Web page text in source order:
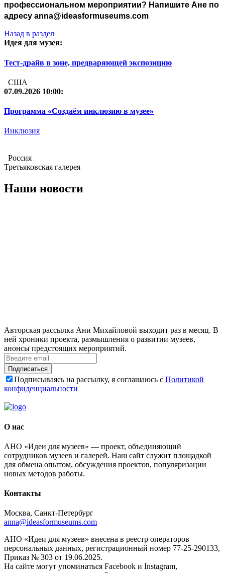
профессиональном мероприятии? Напишите Ане по
адресу anna@ideasformuseums.com
Назад в раздел
Идея для музея:
Тест-драйв в зоне, предваряющей экспозицию
США
07.09.2026 10:00:
Программа «Создаём инклюзию в музее»
Инклюзия
Россия
Третьяковская галерея
Наши новости
Авторская рассылка Ани Михайловой выходит раз в месяц. В
ней хроники проекта, размышления о развитии музеев,
анонсы предстоящих мероприятий.
Подписаться
Подписываясь на рассылку, я соглашаюсь с Политикой
конфиденциальности
О нас
АНО «Идеи для музеев» — проект, объединяющий
сотрудников музеев и галерей. Наш сайт служит площадкой
для обмена опытом, обсуждения проектов, популяризации
новых методов работы.
Контакты
Москва, Санкт-Петербург
anna@ideasformuseums.com
АНО «Идеи для музеев» внесена в реестр операторов
персональных данных, регистрационный номер 77-25-290133,
Приказ № 303 от 19.06.2025.
На сайте могут упоминаться Facebook и Instagram,